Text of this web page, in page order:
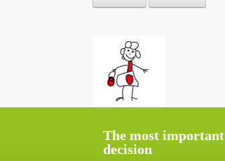
The most important
decision